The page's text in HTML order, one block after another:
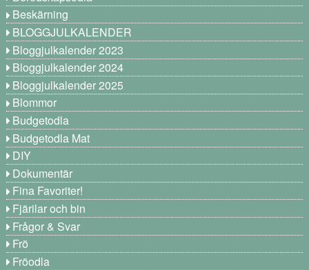
Beskärning
BLOGGJULKALENDER
Bloggjulkalender 2023
Bloggjulkalender 2024
Bloggjulkalender 2025
Blommor
Budgetodla
Budgetodla Mat
DIY
Dokumentär
Fina Favoriter!
Fjärilar och bin
Frågor & Svar
Frö
Fröodla